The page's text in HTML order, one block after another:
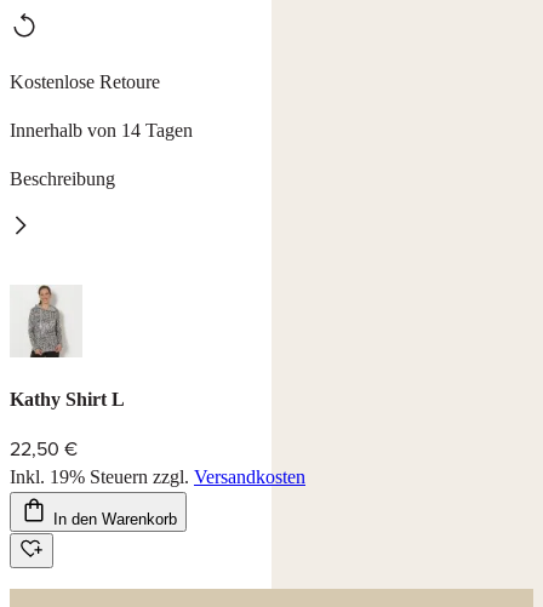
Kostenlose Retoure
Innerhalb von 14 Tagen
Beschreibung
lässiges Kapuzenshirt mit Pailletten im Frontbereich, Länge ab ca.
64 cm.
Farbe: silber/grau
Kathy Shirt L
22,50 €
Inkl. 19% Steuern zzgl. Versandkosten
In den Warenkorb